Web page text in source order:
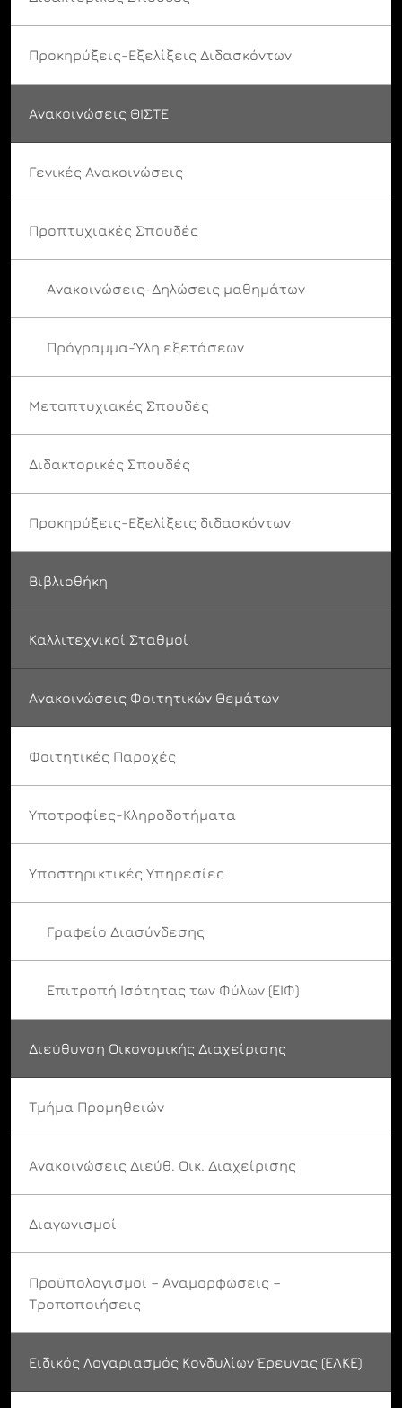
Προκηρύξεις-Εξελίξεις Διδασκόντων
Ανακοινώσεις ΘΙΣΤΕ
Γενικές Ανακοινώσεις
Προπτυχιακές Σπουδές
Ανακοινώσεις-Δηλώσεις μαθημάτων
Πρόγραμμα-Ύλη εξετάσεων
Μεταπτυχιακές Σπουδές
Διδακτορικές Σπουδές
Προκηρύξεις-Εξελίξεις διδασκόντων
Βιβλιοθήκη
Καλλιτεχνικοί Σταθμοί
Ανακοινώσεις Φοιτητικών Θεμάτων
Φοιτητικές Παροχές
Υποτροφίες-Κληροδοτήματα
Υποστηρικτικές Υπηρεσίες
Γραφείο Διασύνδεσης
Επιτροπή Ισότητας των Φύλων (ΕΙΦ)
Διεύθυνση Οικονομικής Διαχείρισης
Τμήμα Προμηθειών
Ανακοινώσεις Διεύθ. Οικ. Διαχείρισης
Διαγωνισμοί
Προϋπολογισμοί – Αναμορφώσεις –
Τροποποιήσεις
Ειδικός Λογαριασμός Κονδυλίων Έρευνας (ΕΛΚΕ)